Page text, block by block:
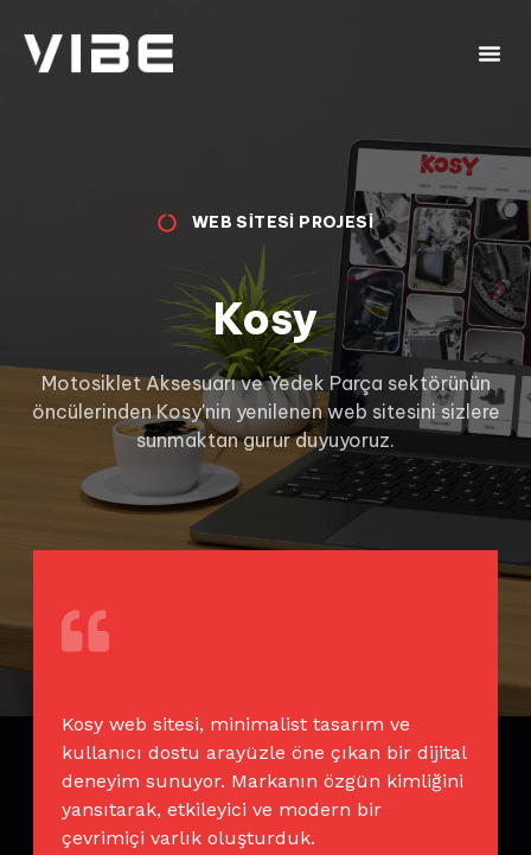
WEB SITESI PROJESI
Kosy
Motosiklet Aksesuarı ve Yedek Parça sektörünün
öncülerinden Kosy'nin yenilenen web sitesini sizlere
sunmaktan gurur duyuyoruz.
Kosy web sitesi, minimalist tasarım ve
kullanıcı dostu arayüzle öne çıkan bir dijital
deneyim sunuyor. Markanın özgün kimliğini
yansıtarak, etkileyici ve modern bir
çevrimiçi varlık oluşturduk.